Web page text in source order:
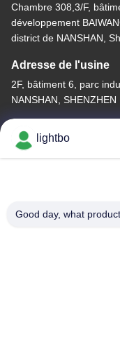
Chambre 308,3/F,
développement
district de NANSHAN,
Adresse de l'usine
2F, bâtiment 6, parc
NANSHAN, SHENZHEN
86-755-83983496
lightbo
Good day, what